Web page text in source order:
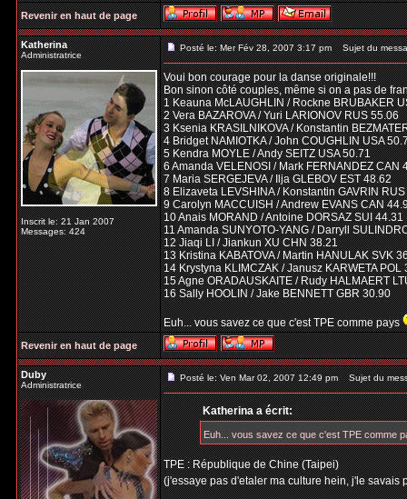
Revenir en haut de page
Katherina
Administratrice
Inscrit le: 21 Jan 2007
Messages: 424
Posté le: Mer Fév 28, 2007 3:17 pm Sujet du
Voui bon courage pour la danse originale!!!
Bon sinon côté couples, même si on a pas de
1 Keauna McLAUGHLIN / Rockne BRUBAKER
2 Vera BAZAROVA / Yuri LARIONOV RUS 55.06
3 Ksenia KRASILNIKOVA / Konstantin
4 Bridget NAMIOTKA / John COUGHLIN USA
5 Kendra MOYLE / Andy SEITZ USA 50.71
6 Amanda VELENOSI / Mark FERNANDEZ CAN
7 Maria SERGEJEVA / Ilja GLEBOV EST 48.62
8 Elizaveta LEVSHINA / Konstantin GAVRIN
9 Carolyn MACCUISH / Andrew EVANS CAN
10 Anais MORAND / Antoine DORSAZ SUI 44.31
11 Amanda SUNYOTO-YANG / Darryll
12 Jiaqi LI / Jiankun XU CHN 38.21
13 Kristina KABATOVA / Martin HANULAK SVK
14 Krystyna KLIMCZAK / Janusz KARWETA POL
15 Agne ORADAUSKAITE / Rudy HALMAERT
16 Sally HOOLIN / Jake BENNETT GBR 30.90
Euh... vous savez ce que c'est TPE comme pays
Revenir en haut de page
Duby
Administratrice
Posté le: Ven Mar 02, 2007 12:49 pm Sujet du
Katherina a écrit:
Euh... vous savez ce que c'est TPE comme
TPE : République de Chine (Taipei)
(j'essaye pas d'etaler ma culture hein, j'le